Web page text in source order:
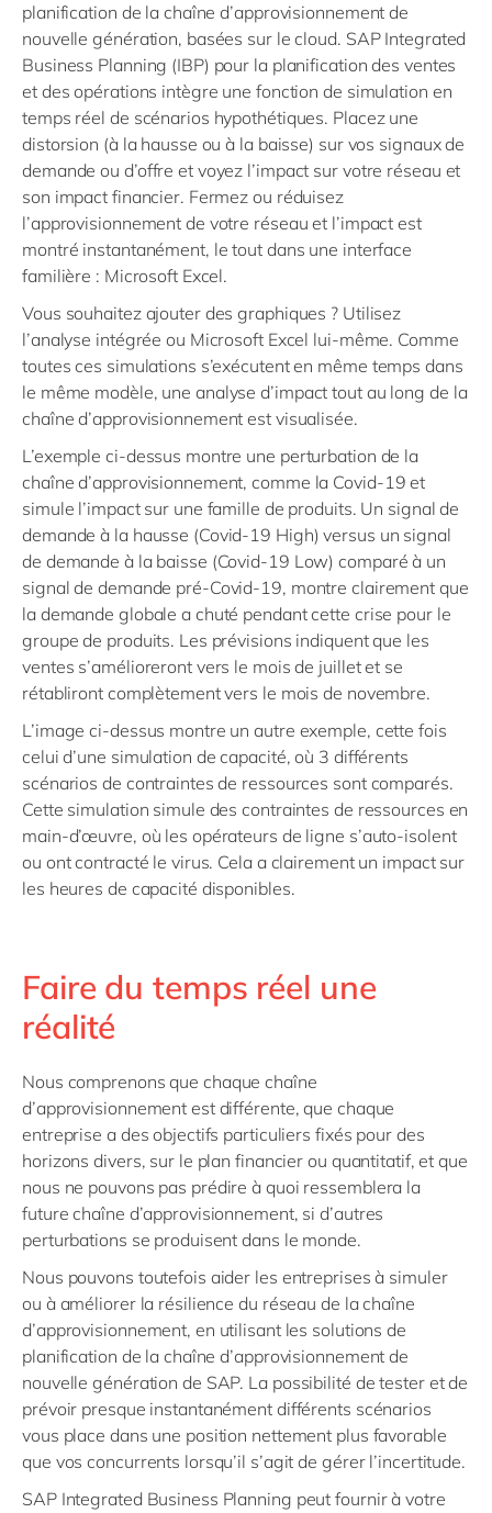
planification de la chaîne d’approvisionnement de
nouvelle génération, basées sur le cloud. SAP Integrated
Business Planning (IBP) pour la planification des ventes
et des opérations intègre une fonction de simulation en
temps réel de scénarios hypothétiques. Placez une
distorsion (à la hausse ou à la baisse) sur vos signaux de
demande ou d’offre et voyez l’impact sur votre réseau et
son impact financier. Fermez ou réduisez
l’approvisionnement de votre réseau et l’impact est
montré instantanément, le tout dans une interface
familière : Microsoft Excel.
Vous souhaitez ajouter des graphiques ? Utilisez
l’analyse intégrée ou Microsoft Excel lui-même. Comme
toutes ces simulations s’exécutent en même temps dans
le même modèle, une analyse d’impact tout au long de la
chaîne d’approvisionnement est visualisée.
L’exemple ci-dessus montre une perturbation de la
chaîne d’approvisionnement, comme la Covid-19 et
simule l’impact sur une famille de produits. Un signal de
demande à la hausse (Covid-19 High) versus un signal
de demande à la baisse (Covid-19 Low) comparé à un
signal de demande pré-Covid-19, montre clairement que
la demande globale a chuté pendant cette crise pour le
groupe de produits. Les prévisions indiquent que les
ventes s’amélioreront vers le mois de juillet et se
rétabliront complètement vers le mois de novembre.
L’image ci-dessus montre un autre exemple, cette fois
celui d’une simulation de capacité, où 3 différents
scénarios de contraintes de ressources sont comparés.
Cette simulation simule des contraintes de ressources en
main-d’œuvre, où les opérateurs de ligne s’auto-isolent
ou ont contracté le virus. Cela a clairement un impact sur
les heures de capacité disponibles.
Faire du temps réel une
réalité
Nous comprenons que chaque chaîne
d’approvisionnement est différente, que chaque
entreprise a des objectifs particuliers fixés pour des
horizons divers, sur le plan financier ou quantitatif, et que
nous ne pouvons pas prédire à quoi ressemblera la
future chaîne d’approvisionnement, si d’autres
perturbations se produisent dans le monde.
Nous pouvons toutefois aider les entreprises à simuler
ou à améliorer la résilience du réseau de la chaîne
d’approvisionnement, en utilisant les solutions de
planification de la chaîne d’approvisionnement de
nouvelle génération de SAP. La possibilité de tester et de
prévoir presque instantanément différents scénarios
vous place dans une position nettement plus favorable
que vos concurrents lorsqu’il s’agit de gérer l’incertitude.
SAP Integrated Business Planning peut fournir à votre